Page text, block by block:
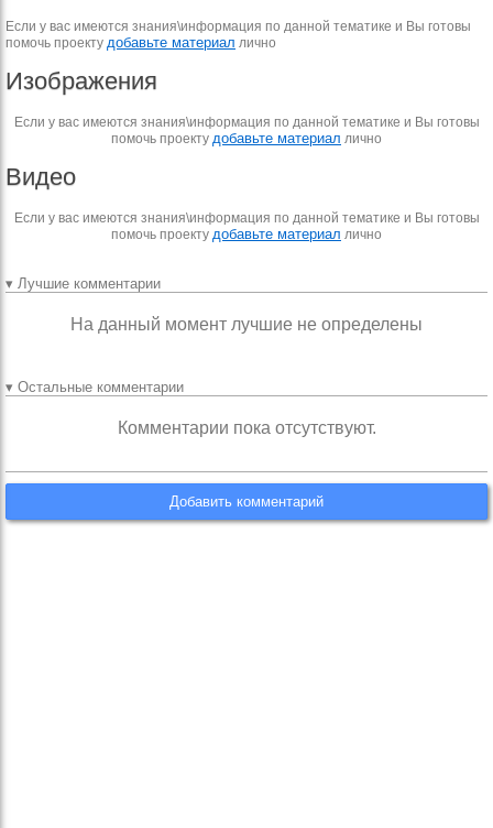
Если у вас имеются знания\информация по данной тематике и Вы готовы
помочь проекту добавьте материал лично
Изображения
Если у вас имеются знания\информация по данной тематике и Вы готовы
помочь проекту добавьте материал лично
Видео
Если у вас имеются знания\информация по данной тематике и Вы готовы
помочь проекту добавьте материал лично
▾ Лучшие комментарии
На данный момент лучшие не определены
▾ Остальные комментарии
Комментарии пока отсутствуют.
Добавить комментарий